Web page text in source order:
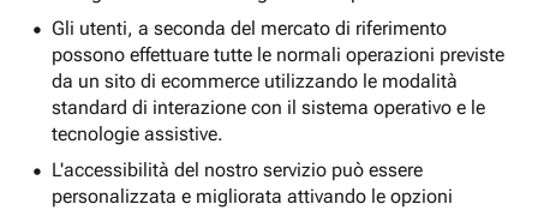
Gli utenti, a seconda del mercato di riferimento
possono effettuare tutte le normali operazioni previste
da un sito di ecommerce utilizzando le modalità
standard di interazione con il sistema operativo e le
tecnologie assistive.
L'accessibilità del nostro servizio può essere
personalizzata e migliorata attivando le opzioni